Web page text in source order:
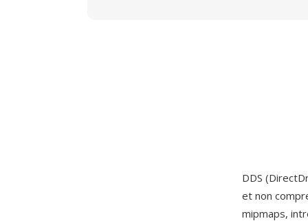
DDS
et non
mipmaps,